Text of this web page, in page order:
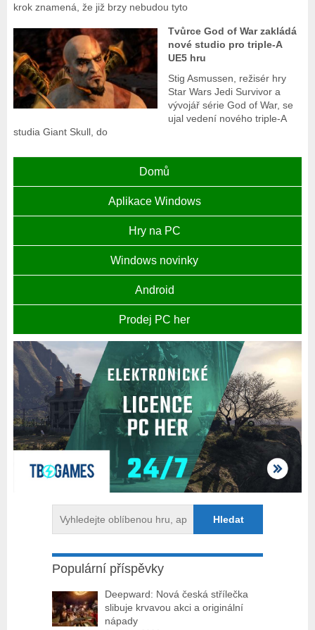
krok znamená, že již brzy nebudou tyto
Tvůrce God of War zakládá
nové studio pro triple-A
UE5 hru
Stig Asmussen, režisér hry
Star Wars Jedi Survivor a
vývojář série God of War, se
ujal vedení nového triple-A
studia Giant Skull, do
Domů
Aplikace Windows
Hry na PC
Windows novinky
Android
Prodej PC her
Populární příspěvky
Deepward: Nová česká střílečka
slibuje krvavou akci a originální
nápady